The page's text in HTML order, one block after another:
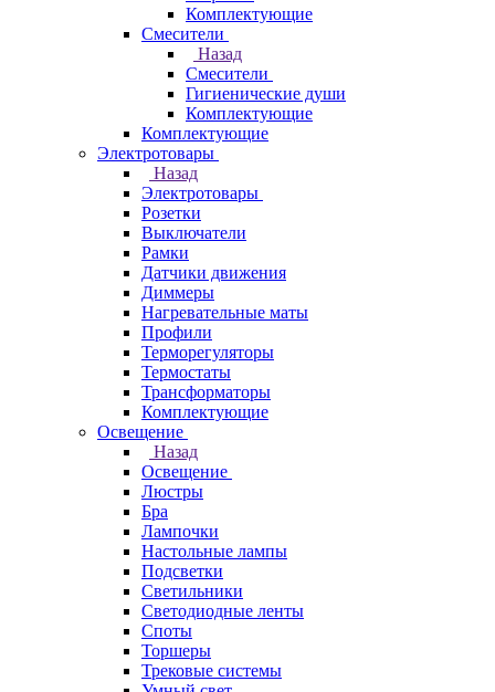
Комплектующие
Смесители
Назад
Смесители
Гигиенические души
Комплектующие
Комплектующие
Электротовары
Назад
Электротовары
Розетки
Выключатели
Рамки
Датчики движения
Диммеры
Нагревательные маты
Профили
Терморегуляторы
Термостаты
Трансформаторы
Комплектующие
Освещение
Назад
Освещение
Люстры
Бра
Лампочки
Настольные лампы
Подсветки
Светильники
Светодиодные ленты
Споты
Торшеры
Трековые системы